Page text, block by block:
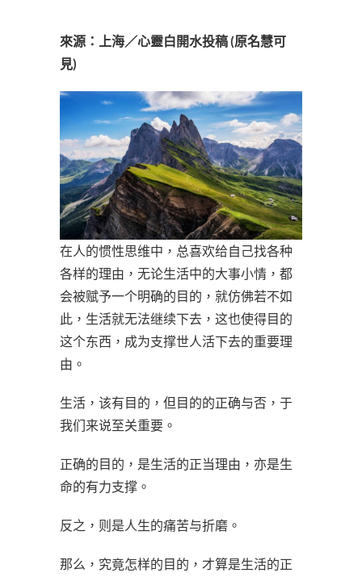
來源：上海／心靈白開水投稿 (原名慧可
見)
在人的惯性思维中，总喜欢给自己找各种
各样的理由，无论生活中的大事小情，都
会被赋予一个明确的目的，就仿佛若不如
此，生活就无法继续下去，这也使得目的
这个东西，成为支撑世人活下去的重要理
由。
生活，该有目的，但目的的正确与否，于
我们来说至关重要。
正确的目的，是生活的正当理由，亦是生
命的有力支撑。
反之，则是人生的痛苦与折磨。
那么，究竟怎样的目的，才算是生活的正